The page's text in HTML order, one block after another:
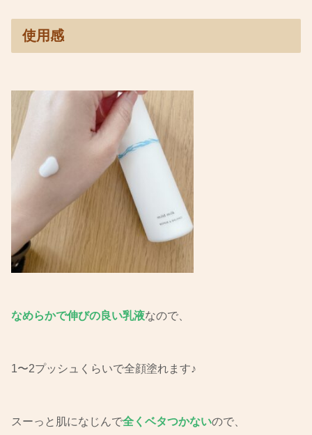
使用感
なめらかで伸びの良い乳液なので、
1〜2プッシュくらいで全顔塗れます♪
スーっと肌になじんで全くベタつかないので、